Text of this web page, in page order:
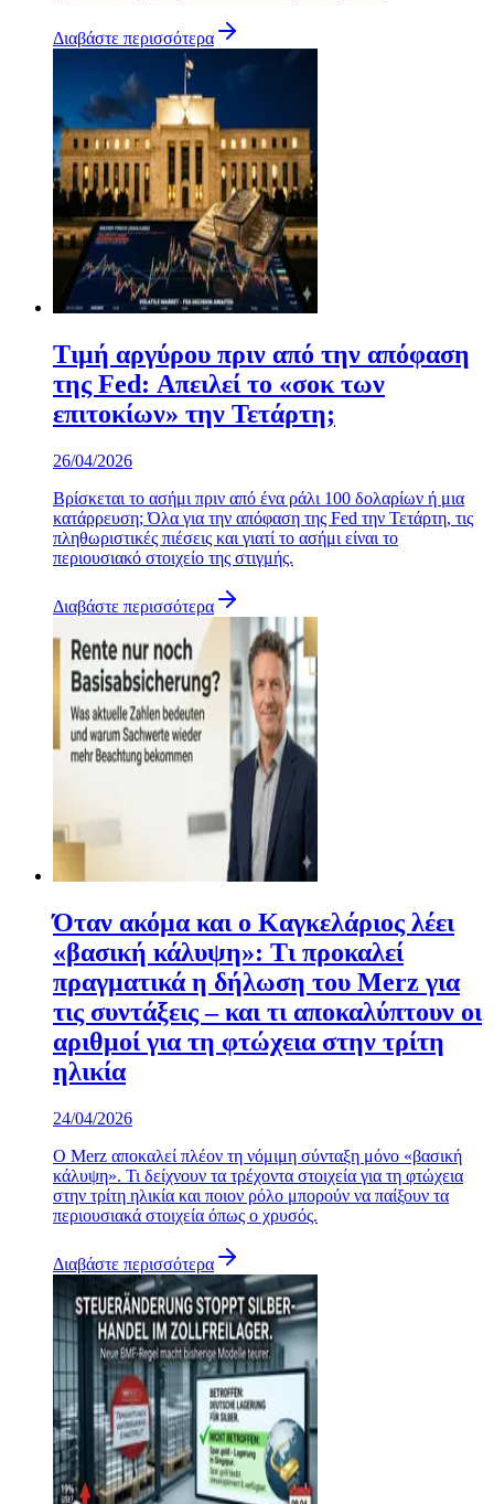
Διαβάστε περισσότερα
Τιμή αργύρου πριν από την απόφαση
της Fed: Απειλεί το «σοκ των
επιτοκίων» την Τετάρτη;
26/04/2026
Βρίσκεται το ασήμι πριν από ένα ράλι 100 δολαρίων ή μια
κατάρρευση; Όλα για την απόφαση της Fed την Τετάρτη, τις
πληθωριστικές πιέσεις και γιατί το ασήμι είναι το
περιουσιακό στοιχείο της στιγμής.
Διαβάστε περισσότερα
Όταν ακόμα και ο Καγκελάριος λέει
«βασική κάλυψη»: Τι προκαλεί
πραγματικά η δήλωση του Merz για
τις συντάξεις – και τι αποκαλύπτουν οι
αριθμοί για τη φτώχεια στην τρίτη
ηλικία
24/04/2026
Ο Merz αποκαλεί πλέον τη νόμιμη σύνταξη μόνο «βασική
κάλυψη». Τι δείχνουν τα τρέχοντα στοιχεία για τη φτώχεια
στην τρίτη ηλικία και ποιον ρόλο μπορούν να παίξουν τα
περιουσιακά στοιχεία όπως ο χρυσός.
Διαβάστε περισσότερα